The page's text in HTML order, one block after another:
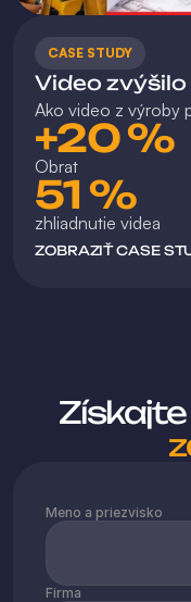
CASE STUDY
Video
Ako video z výroby
+20 %
Obrat
51 %
zhliadnutie videa
ZOBRAZIŤ CASE
Meno a priezvisko
Firma